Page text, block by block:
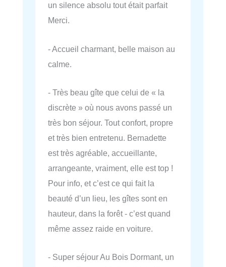
un silence absolu tout était parfait
Merci.
- Accueil charmant, belle maison au
calme.
- Très beau gîte que celui de « la
discrète » où nous avons passé un
très bon séjour. Tout confort, propre
et très bien entretenu. Bernadette
est très agréable, accueillante,
arrangeante, vraiment, elle est top !
Pour info, et c’est ce qui fait la
beauté d’un lieu, les gîtes sont en
hauteur, dans la forêt - c’est quand
même assez raide en voiture.
- Super séjour Au Bois Dormant, un